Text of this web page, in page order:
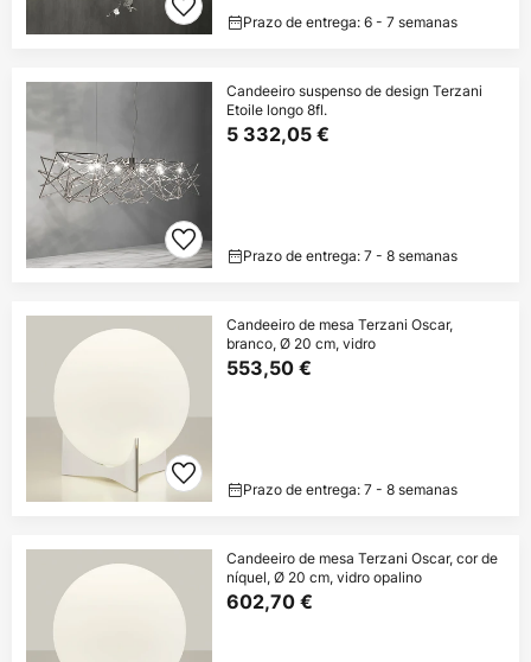
Prazo de entrega: 6 - 7 semanas
Candeeiro suspenso de design Terzani
Etoile longo 8fl.
5 332,05 €
Prazo de entrega: 7 - 8 semanas
Candeeiro de mesa Terzani Oscar,
branco, Ø 20 cm, vidro
553,50 €
Prazo de entrega: 7 - 8 semanas
Candeeiro de mesa Terzani Oscar, cor de
níquel, Ø 20 cm, vidro opalino
602,70 €